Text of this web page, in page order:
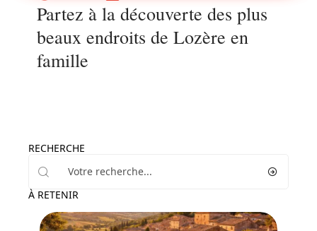
Partez à la découverte des plus
beaux endroits de Lozère en
famille
RECHERCHE
À RETENIR